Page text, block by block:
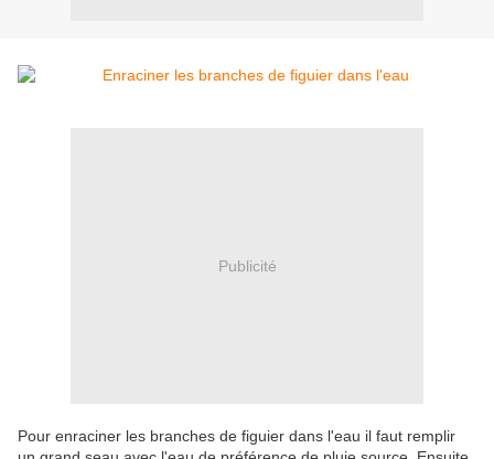
Publicité
Pour enraciner les branches de figuier dans l'eau il faut remplir